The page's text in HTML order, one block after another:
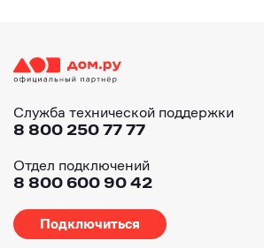
Служба технической поддержки
8 800 250 77 77
Отдел подключений
8 800 600 90 42
Подключиться